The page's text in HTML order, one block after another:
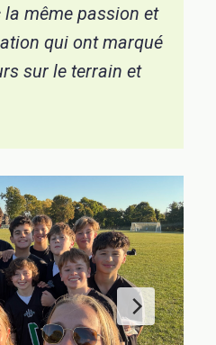
la même passion et
qui ont marqué
sur le terrain et